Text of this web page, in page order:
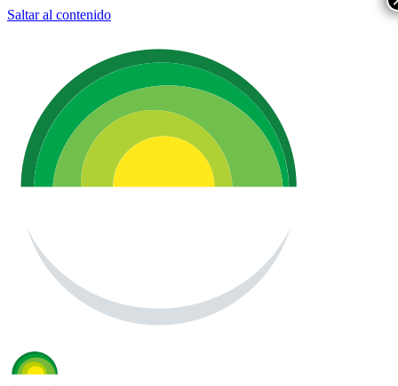
Saltar al contenido